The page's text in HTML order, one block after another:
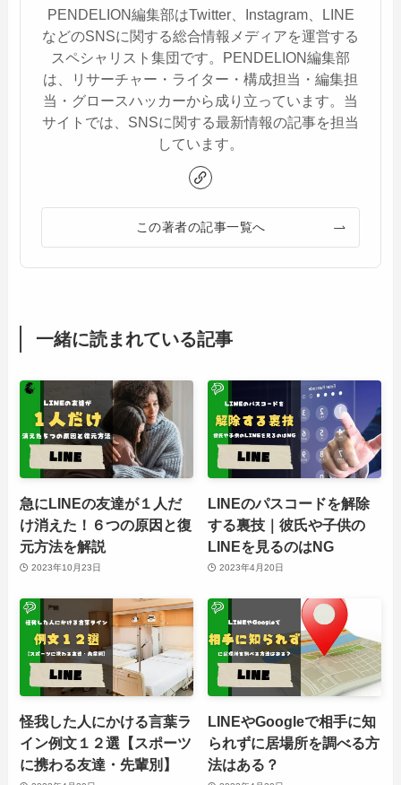
PENDELION編集部はTwitter、Instagram、LINE
などのSNSに関する総合情報メディアを運営する
スペシャリスト集団です。PENDELION編集部
は、リサーチャー・ライター・構成担当・編集担
当・グロースハッカーから成り立っています。当
サイトでは、SNSに関する最新情報の記事を担当
しています。
この著者の記事一覧へ
一緒に読まれている記事
急にLINEの友達が１人だ
け消えた！６つの原因と復
元方法を解説
2023年10月23日
LINEのパスコードを解除
する裏技｜彼氏や子供の
LINEを見るのはNG
2023年4月20日
怪我した人にかける言葉ラ
イン例文１２選【スポーツ
に携わる友達・先輩別】
LINEやGoogleで相手に知
られずに居場所を調べる方
法はある？